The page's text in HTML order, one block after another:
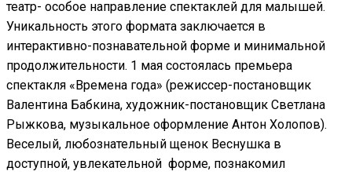
театр- особое направление спектаклей для малышей.
Уникальность этого формата заключается в
интерактивно-познавательной форме и минимальной
продолжительности. 1 мая состоялась премьера
спектакля «Времена года» (режиссер-постановщик
Валентина Бабкина, художник-постановщик Светлана
Рыжкова, музыкальное оформление Антон Холопов).
Веселый, любознательный щенок Веснушка в
доступной, увлекательной форме, познакомил